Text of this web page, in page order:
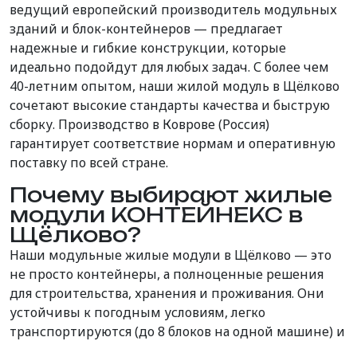
ведущий европейский производитель модульных
зданий и блок-контейнеров — предлагает
надежные и гибкие конструкции, которые
идеально подойдут для любых задач. С более чем
40-летним опытом, наши жилой модуль в Щёлково
сочетают высокие стандарты качества и быструю
сборку. Производство в Коврове (Россия)
гарантирует соответствие нормам и оперативную
поставку по всей стране.
Почему выбирают жилые
модули КОНТЕЙНЕКС в
Щёлково?
Наши модульные жилые модули в Щёлково — это
не просто контейнеры, а полноценные решения
для строительства, хранения и проживания. Они
устойчивы к погодным условиям, легко
транспортируются (до 8 блоков на одной машине) и